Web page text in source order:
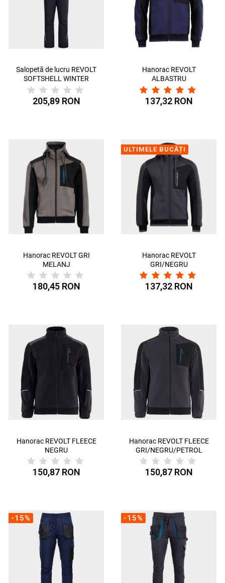
Salopetă de lucru REVOLT
SOFTSHELL WINTER
NEGRU
205,89 RON
Hanorac REVOLT
ALBASTRU
MARIN/NEGRU
137,32 RON
Hanorac REVOLT GRI
MELANJ
180,45 RON
ULTIMELE BUCĂȚI
Hanorac REVOLT
GRI/NEGRU
137,32 RON
Hanorac REVOLT FLEECE
NEGRU
150,87 RON
Hanorac REVOLT FLEECE
GRI/NEGRU/PETROL
150,87 RON
-15% -15%